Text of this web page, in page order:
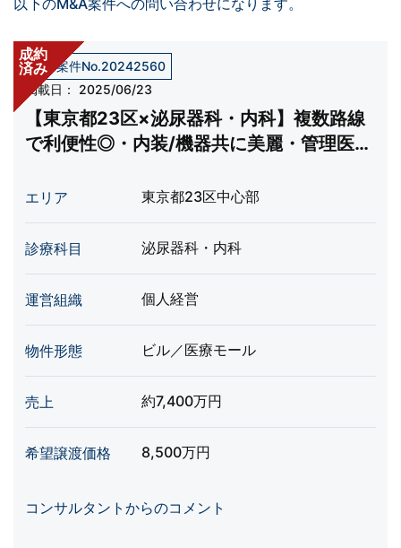
以下のM&A案件への問い合わせになります。
成約
済み売却案件No.20242560
掲載日：
2025/06/23
【東京都23区×泌尿器科・内科】複数路線
で利便性◎・内装/機器共に美麗・管理医師
エリア 東京都23区中心部
診療科目 泌尿器科・内科
運営組織 個人経営
物件形態 ビル／医療モール
売上 約7,400万円
希望譲渡価格 8,500万円
コンサルタントからのコメント